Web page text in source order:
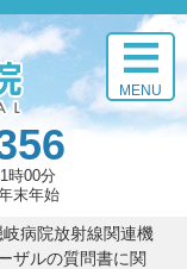
時00分
末年始
MENU
岐病院放射線関連機
ザルの質問書に関